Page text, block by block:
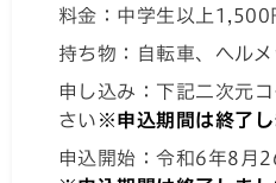
料金：中学生以上
持ち物：自転車、ヘル
申し込み：下記二次元
さい ※申込期間は終了し
申込開始：令和6年8月